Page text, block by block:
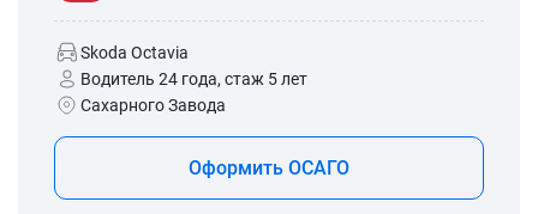
Skoda Octavia
Водитель 24 года, стаж 5 лет
Сахарного Завода
Оформить ОСАГО